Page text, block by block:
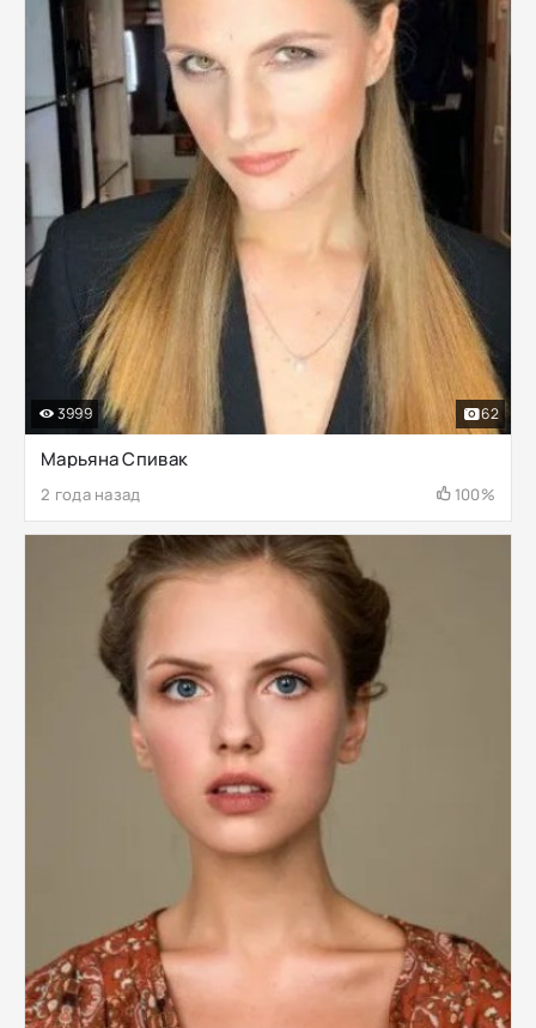
Марьяна Спивак
2 года назад 100%
3999 62